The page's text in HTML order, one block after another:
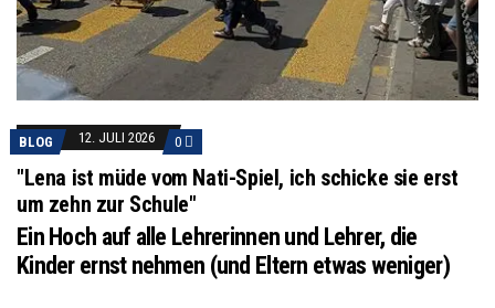
BLOG 12. JULI 2026 0
"Lena ist müde vom Nati-Spiel, ich schicke sie erst
um zehn zur Schule"
Ein Hoch auf alle Lehrerinnen und Lehrer, die
Kinder ernst nehmen (und Eltern etwas weniger)